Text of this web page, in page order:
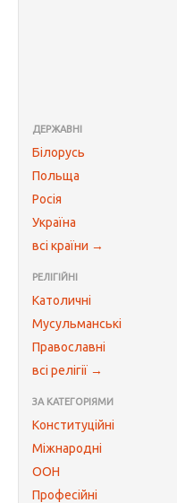
ДЕРЖАВНІ
Білорусь
Польща
Росія
Україна
всі країни →
РЕЛІГІЙНІ
Католичні
Мусульманські
Православні
всі релігії →
ЗА КАТЕГОРІЯМИ
Конституційні
Міжнародні
ООН
Професійні